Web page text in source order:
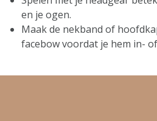
en je ogen.
Maak de nekband of
facebow voordat je hem in-